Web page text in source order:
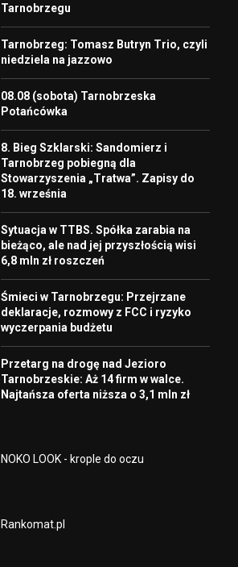
Tarnobrzegu
Tarnobrzeg: Tomasz Butryn Trio, czyli
niedziela na jazzowo
08.08 (sobota) Tarnobrzeska
Potańcówka
8. Bieg Szklarski: Sandomierz i
Tarnobrzeg pobiegną dla
Stowarzyszenia „Tratwa”. Zapisy do
18. września
Sytuacja w TTBS. Spółka zarabia na
bieżąco, ale nad jej przyszłością wisi
6,8 mln zł roszczeń
Śmieci w Tarnobrzegu: Przejrzane
deklaracje, rozmowy z FCC i ryzyko
wyczerpania budżetu
Przetarg na drogę nad Jezioro
Tarnobrzeskie: Aż 14 firm w walce.
Najtańsza oferta niższa o 3,1 mln zł
NOKO LOOK - krople do oczu
Rankomat.pl